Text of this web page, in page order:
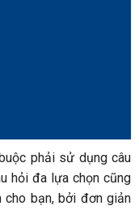
phải sử dụng câu
hỏi đa lựa chọn cũng
bạn, bởi đơn giản